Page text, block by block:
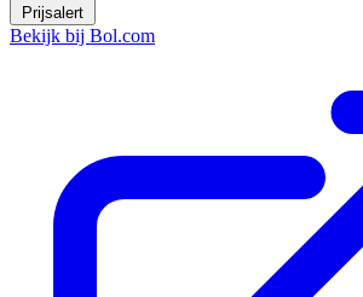
Prijsalert
Bekijk bij Bol.com